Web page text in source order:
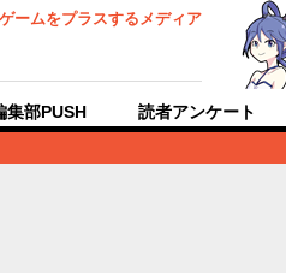
ームをプラスするメディア
集部PUSH 読者アンケート